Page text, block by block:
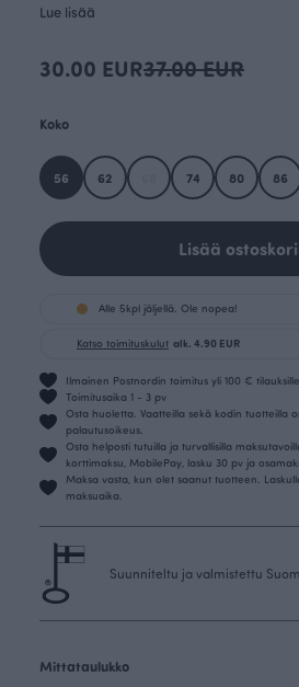
Lue lisää
30.00 EUR37.00 EUR
Koko
56 62 74 80 86
Lisää
Alle 5kpl jäljellä. Ole nopea!
Katso toimituskulut alk. 4.90 EUR
Ilmainen Postnordin toimitus yli 100 €
Toimitusaika 1 - 3 pv
Osta huoletta. Vaatteilla sekä kodin tuotteilla
palautusoikeus.
Osta helposti tutuilla ja turvallisilla
korttimaksu, MobilePay, lasku 30 pv ja
Maksa vasta, kun olet saanut tuotteen.
maksuaika.
Suunniteltu ja valmistettu
Mittataulukko